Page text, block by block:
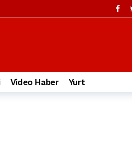
Video Haber Yurt